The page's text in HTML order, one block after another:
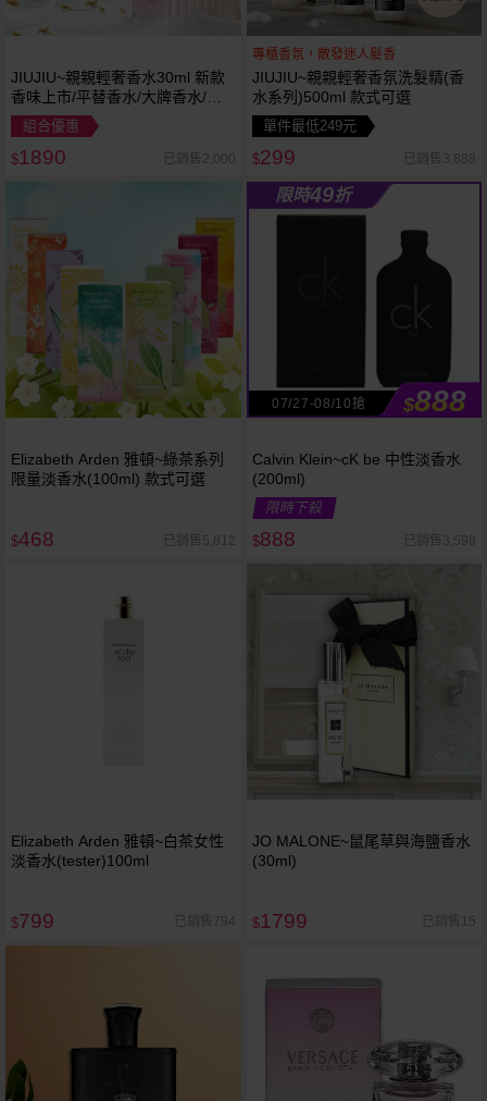
JIUJIU~親親輕奢香水30ml 新款
香味上市/平替香水/大牌香水/大
牌平替
組合優惠
$1890 已銷售2,000
專櫃香氛，散發迷人髮香
JIUJIU~親親輕奢香氛洗髮精(香
水系列)500ml 款式可選
單件最低249元
$299 已銷售3,888
Elizabeth Arden 雅頓~綠茶系列
限量淡香水(100ml) 款式可選
$468 已銷售5,812
限時49折
07/27-08/10搶 $888
Calvin Klein~cK be 中性淡香水
(200ml)
限時下殺
$888 已銷售3,598
Elizabeth Arden 雅頓~白茶女性
淡香水(tester)100ml
$799 已銷售794
JO MALONE~鼠尾草與海鹽香水
(30ml)
$1799 已銷售15